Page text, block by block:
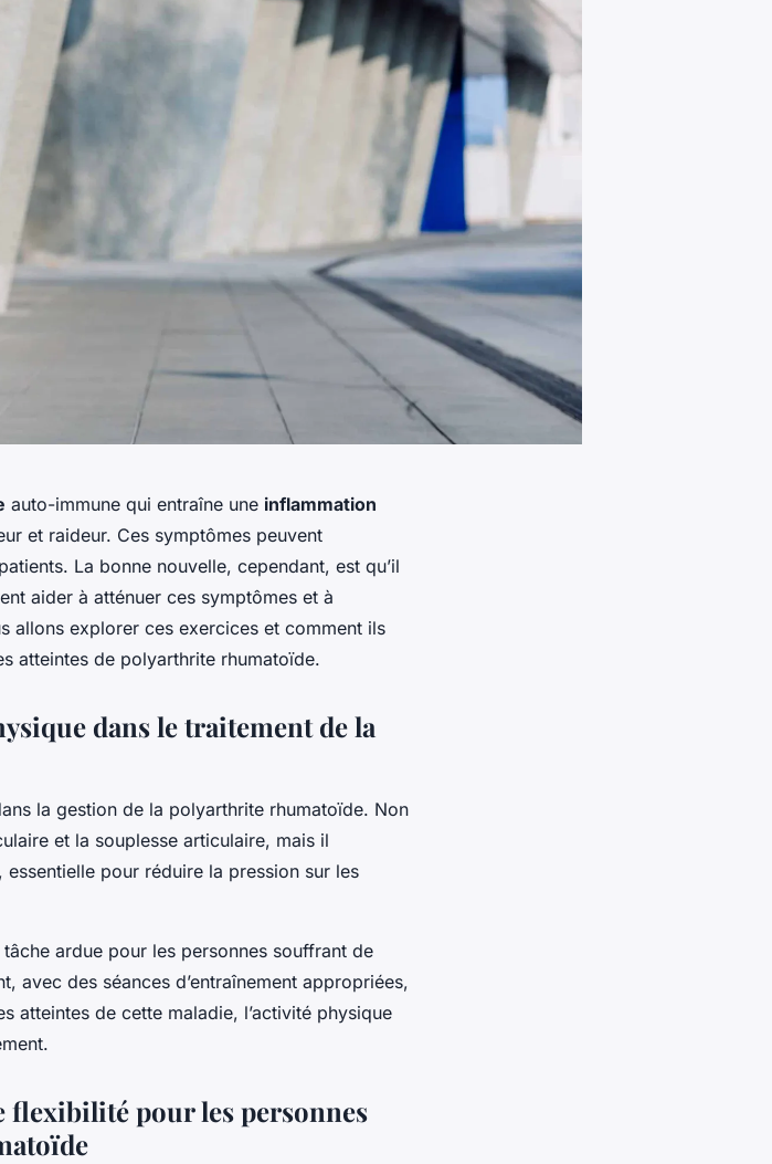
auto-immune qui entraîne une inflammation
et raideur. Ces symptômes peuvent
La bonne nouvelle, cependant, est qu’il
aider à atténuer ces symptômes et à
allons explorer ces exercices et comment ils
atteintes de polyarthrite rhumatoïde.
dans le traitement de la
la gestion de la polyarthrite rhumatoïde. Non
et la souplesse articulaire, mais il
pour réduire la pression sur les
ardue pour les personnes souffrant de
avec des séances d’entraînement appropriées,
atteintes de cette maladie, l’activité physique
flexibilité pour les personnes